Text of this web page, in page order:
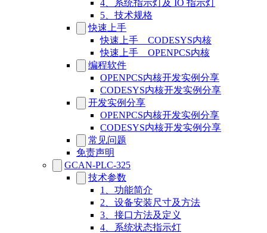
4、系统指示灯及 IO 指示灯
5、技术规格
快速上手
快速上手__CODESYS内核
快速上手__OPENPCS内核
编程软件
OPENPCS内核开发实例分享
CODESYS内核开发实例分享
开发实例分享
OPENPCS内核开发实例分享
CODESYS内核开发实例分享
常见问题
免责声明
GCAN-PLC-325
技术参数
1、功能简介
2、设备安装尺寸及方法
3、接口方法及定义
4、系统状态指示灯